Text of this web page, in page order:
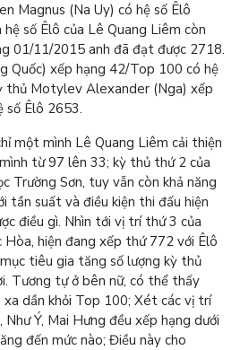
Magnus (Na Uy) có hệ số Êlô
số Êlô của Lê Quang Liêm còn
01/11/2015 anh đã đạt được 2718.
Quốc) xếp hạng 42/Top 100 có hệ
thủ Motylev Alexander (Nga) xếp
số Êlô 2653.
một mình Lê Quang Liêm cải thiện
từ 97 lên 33; kỳ thủ thứ 2 của
Trường Sơn, tuy vẫn còn khả năng
tần suất và điều kiện thi đấu hiện
điều gì. Nhìn tới vị trí thứ 3 của
hiện đang xếp thứ 772 với Êlô
tiêu gia tăng số lượng kỳ thủ
Tương tự ở bên nữ, có thể thấy
dần khỏi Top 100; Xét các vị trí
Ý, Mai Hưng đều xếp hạng dưới
đến mức nào; Điều này cho